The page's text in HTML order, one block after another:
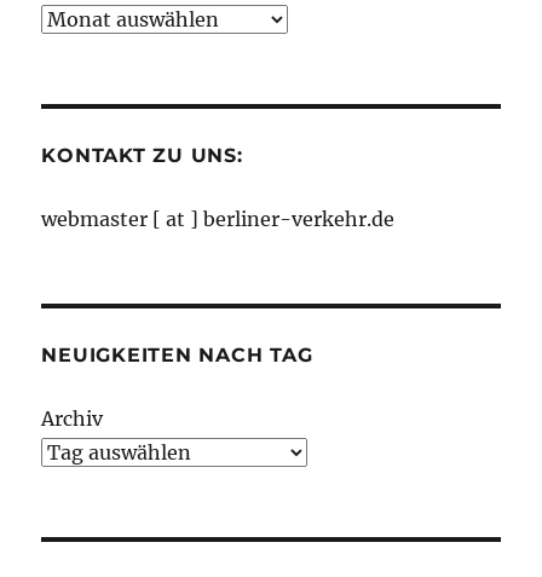
Neuigkeiten
KONTAKT ZU UNS:
webmaster [ at ] berliner-verkehr.de
NEUIGKEITEN NACH TAG
Archiv